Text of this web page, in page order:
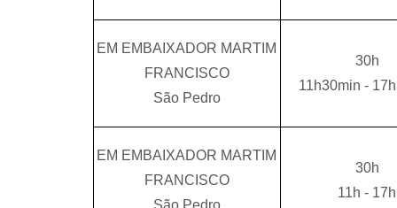
EM EMBAIXADOR MARTIM
FRANCISCO
São Pedro
30h
11h30min -
EM EMBAIXADOR MARTIM
FRANCISCO
30h
11h - 17h